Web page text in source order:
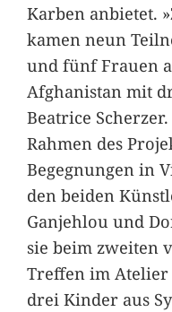
Karben anbietet.
kamen neun
und fünf Frauen
Afghanistan mit
Beatrice
Rahmen des
Begegnungen in
den beiden
Ganjehlou und
sie beim zweiten
Treffen im
drei Kinder aus